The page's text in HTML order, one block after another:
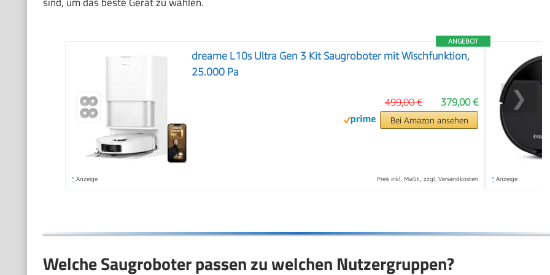
ANGEBOT
dreame L10s Ultra Gen 3 Kit Saugroboter mit Wischfunktion,
25.000 Pa
379,00 €
499,00 €
Bei Amazon ansehen
* Anzeige Preis inkl. MwSt., zzgl. Versandkosten * Anzeige
❯
Welche Saugroboter passen zu welchen Nutzergruppen?